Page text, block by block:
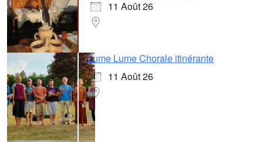
11 Août 26
Lume Lume Chorale itinérante
11 Août 26